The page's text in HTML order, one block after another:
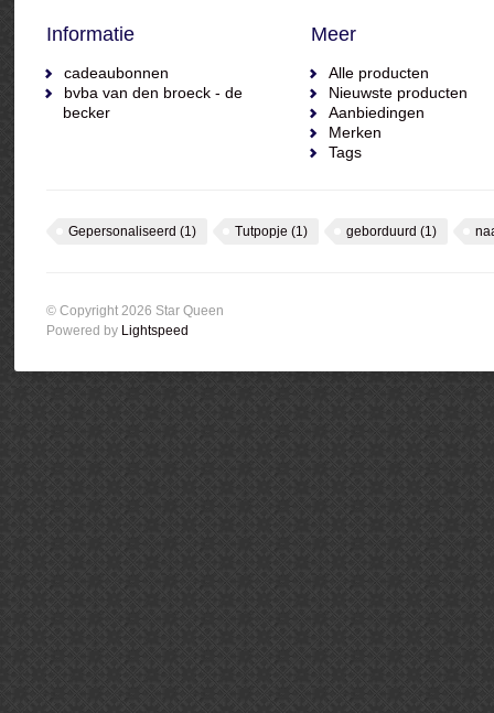
Informatie
cadeaubonnen
bvba van den broeck - de
becker
Meer
Alle producten
Nieuwste producten
Aanbiedingen
Merken
Tags
Gepersonaliseerd (1) Tutpopje (1) geborduurd (1)
© Copyright 2026 Star Queen
Powered by Lightspeed